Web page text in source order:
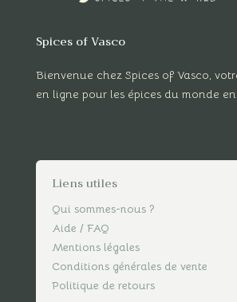
Spices of Vasco
Bienvenue chez Spices of Vasco,
en ligne pour les épices du monde
Liens utiles
Qui sommes-nous ?
Aide / FAQ
Mentions légales
Conditions générales de vente
Politique de retours